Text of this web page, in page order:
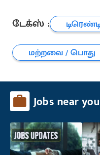
டேக்ஸ் :
மற்றவை / பொது
Jobs near you